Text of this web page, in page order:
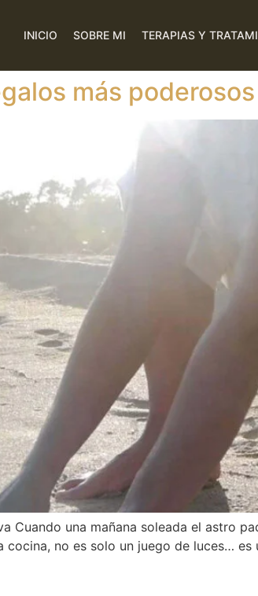
INICIO SOBRE MI TERAPIAS Y
más
Cuando una mañana soleada el astro
no es solo un juego de luces…